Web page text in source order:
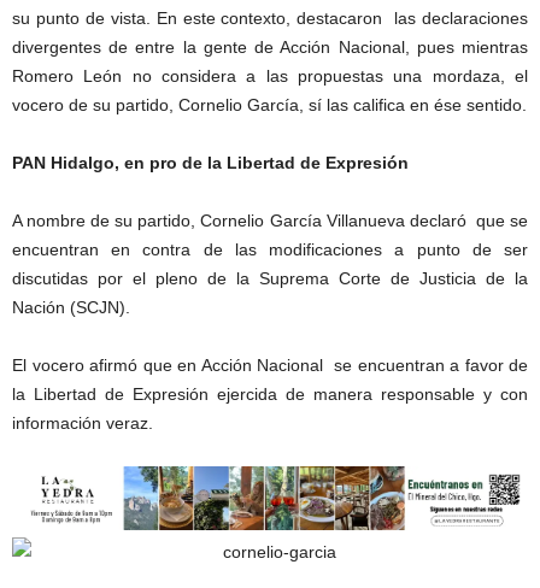
su punto de vista. En este contexto, destacaron las declaraciones
divergentes de entre la gente de Acción Nacional, pues mientras
Romero León no considera a las propuestas una mordaza, el
vocero de su partido, Cornelio García, sí las califica en ése sentido.
PAN Hidalgo, en pro de la Libertad de Expresión
A nombre de su partido, Cornelio García Villanueva declaró que se
encuentran en contra de las modificaciones a punto de ser
discutidas por el pleno de la Suprema Corte de Justicia de la
Nación (SCJN).
El vocero afirmó que en Acción Nacional se encuentran a favor de
la Libertad de Expresión ejercida de manera responsable y con
información veraz.